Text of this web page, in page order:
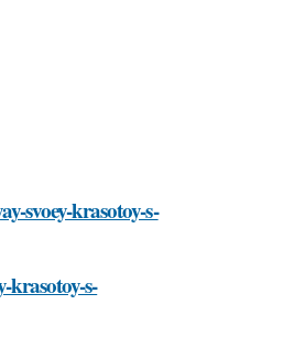
svoey-krasotoy-s-
krasotoy-s-